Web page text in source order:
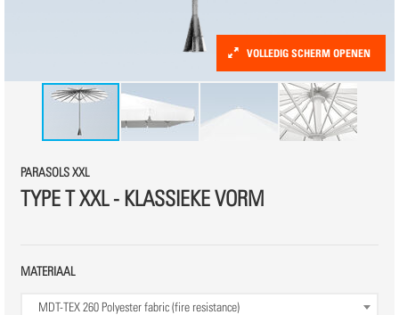
VOLLEDIG SCHERM OPENEN
PARASOLS XXL
TYPE T XXL - KLASSIEKE VORM
MATERIAAL
MDT-TEX 260 Polyester fabric (fire resistance)